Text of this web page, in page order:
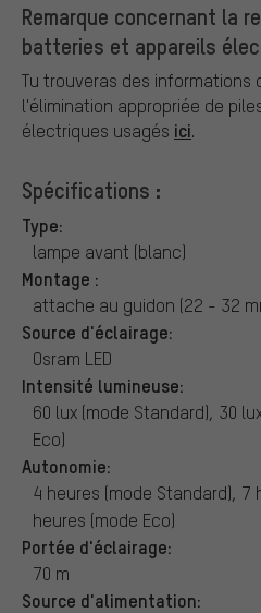
Remarque concernant la
batteries et appareils
Tu trouveras des
l'élimination appropriée de
électriques usagés ici.
Spécifications :
Type:
lampe avant (blanc)
Montage :
attache au guidon (22 - 32
Source d'éclairage:
Osram LED
Intensité lumineuse:
60 lux (mode Standard), 30
Eco)
Autonomie:
4 heures (mode Standard), 7
heures (mode Eco)
Portée d'éclairage:
70 m
Source d'alimentation: